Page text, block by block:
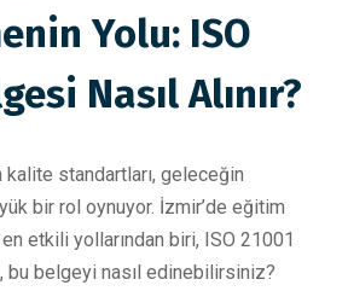
Yolu: ISO
Nasıl Alınır?
kalite standartları, geleceğin
bir rol oynuyor. İzmir’de eğitim
etkili yollarından biri, ISO 21001
bu belgeyi nasıl edinebilirsiniz?